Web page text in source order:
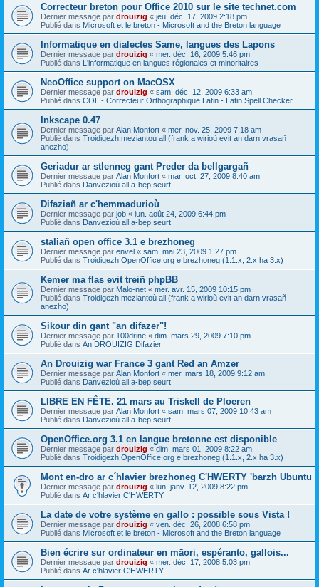
Correcteur breton pour Office 2010 sur le site technet.com
Dernier message par drouizig « jeu. déc. 17, 2009 2:18 pm
Publié dans Microsoft et le breton - Microsoft and the Breton language
Informatique en dialectes Same, langues des Lapons
Dernier message par drouizig « mer. déc. 16, 2009 5:46 pm
Publié dans L'informatique en langues régionales et minoritaires
NeoOffice support on MacOSX
Dernier message par drouizig « sam. déc. 12, 2009 6:33 am
Publié dans COL - Correcteur Orthographique Latin - Latin Spell Checker
Inkscape 0.47
Dernier message par Alan Monfort « mer. nov. 25, 2009 7:18 am
Publié dans Troidigezh meziantoù all (frank a wirioù evit an darn vrasañ
anezho)
Geriadur ar stlenneg gant Preder da bellgargañ
Dernier message par Alan Monfort « mar. oct. 27, 2009 8:40 am
Publié dans Danvezioù all a-bep seurt
Difaziañ ar c'hemmadurioù
Dernier message par job « lun. août 24, 2009 6:44 pm
Publié dans Danvezioù all a-bep seurt
staliañ open office 3.1 e brezhoneg
Dernier message par envel « sam. mai 23, 2009 1:27 pm
Publié dans Troidigezh OpenOffice.org e brezhoneg (1.1.x, 2.x ha 3.x)
Kemer ma flas evit treiñ phpBB
Dernier message par Malo-net « mer. avr. 15, 2009 10:15 pm
Publié dans Troidigezh meziantoù all (frank a wirioù evit an darn vrasañ
anezho)
Sikour din gant "an difazer"!
Dernier message par 100drine « dim. mars 29, 2009 7:10 pm
Publié dans An DROUIZIG Difazier
An Drouizig war France 3 gant Red an Amzer
Dernier message par Alan Monfort « mer. mars 18, 2009 9:12 am
Publié dans Danvezioù all a-bep seurt
LIBRE EN FÊTE. 21 mars au Triskell de Ploeren
Dernier message par Alan Monfort « sam. mars 07, 2009 10:43 am
Publié dans Danvezioù all a-bep seurt
OpenOffice.org 3.1 en langue bretonne est disponible
Dernier message par drouizig « dim. mars 01, 2009 8:22 am
Publié dans Troidigezh OpenOffice.org e brezhoneg (1.1.x, 2.x ha 3.x)
Mont en-dro ar c´hlavier brezhoneg C'HWERTY 'barzh Ubuntu
Dernier message par drouizig « lun. janv. 12, 2009 8:22 pm
Publié dans Ar c'hlavier C'HWERTY
La date de votre système en gallo : possible sous Vista !
Dernier message par drouizig « ven. déc. 26, 2008 6:58 pm
Publié dans Microsoft et le breton - Microsoft and the Breton language
Bien écrire sur ordinateur en māori, espéranto, gallois...
Dernier message par drouizig « mer. déc. 17, 2008 5:03 pm
Publié dans Ar c'hlavier C'HWERTY